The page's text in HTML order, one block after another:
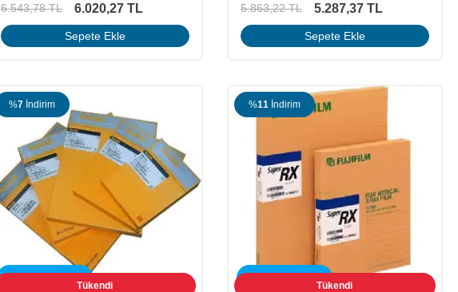
6.543,78TL 6.020,27 TL
Sepete Ekle
5.863,22TL 5.287,37TL
Sepete Ekle
%7 İndirim
Tükendi
%11 İndirim
Tükendi